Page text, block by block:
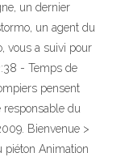
un dernier
un agent du
vous a suivi pour
- Temps de
pensent
responsable du
Bienvenue >
piéton Animation